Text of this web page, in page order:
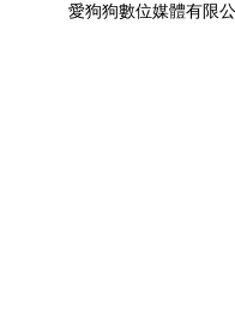
愛狗狗數位媒體有限